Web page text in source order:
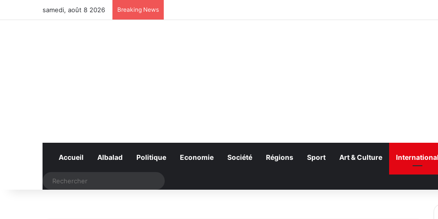
samedi, août 8 2026 Breaking News
Accueil Albalad Politique Economie Société Régions Sport Art & Culture International